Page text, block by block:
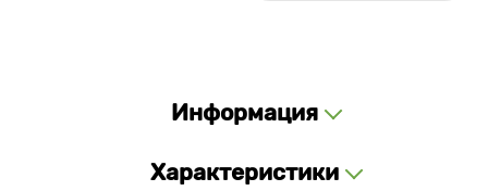
Информация
Характеристики